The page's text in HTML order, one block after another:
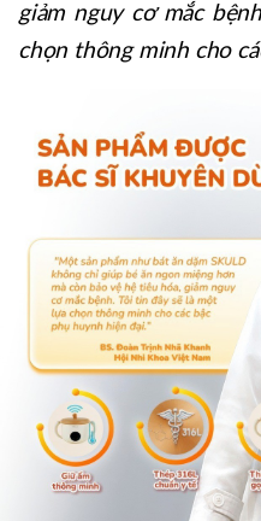
giảm nguy cơ mắc
chọn thông minh cho